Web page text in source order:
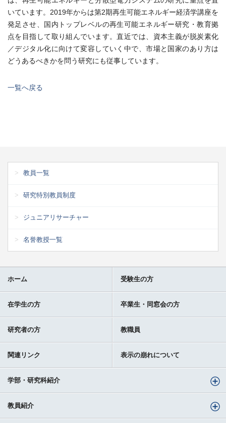
いています。2019年からは第2期再生可能エネルギー経済学講座を
発足させ、国内トップレベルの再生可能エネルギー研究・教育拠
点を目指して取り組んでいます。直近では、資本主義が脱炭素化
／デジタル化に向けて変容していく中で、市場と国家のあり方は
どうあるべきかを問う研究にも従事しています。
一覧へ戻る
教員一覧
研究特別教員制度
ジュニアリサーチャー
名誉教授一覧
ホーム 受験生の方
在学生の方 卒業生・同窓会の方
研究者の方 教職員
関連リンク 表示の崩れについて
学部・研究科紹介
教員紹介